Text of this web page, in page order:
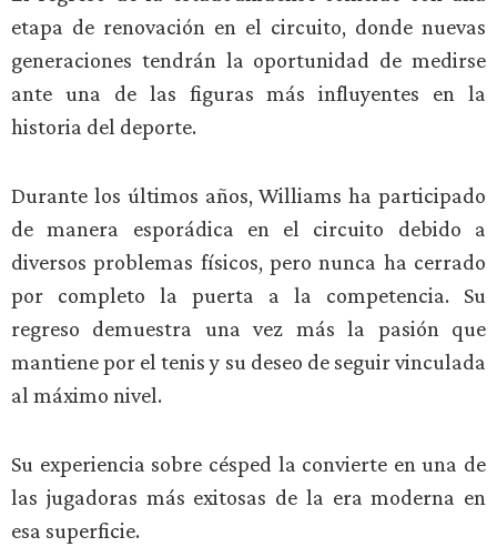
etapa de renovación en el circuito, donde nuevas
generaciones tendrán la oportunidad de medirse
ante una de las figuras más influyentes en la
historia del deporte.
Durante los últimos años, Williams ha participado
de manera esporádica en el circuito debido a
diversos problemas físicos, pero nunca ha cerrado
por completo la puerta a la competencia. Su
regreso demuestra una vez más la pasión que
mantiene por el tenis y su deseo de seguir vinculada
al máximo nivel.
Su experiencia sobre césped la convierte en una de
las jugadoras más exitosas de la era moderna en
esa superficie.